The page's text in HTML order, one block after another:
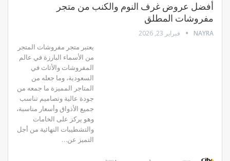
أفضل عروض غرف النوم والكنب من متجر
مفروشات المطلق
NAYRA فبراير 23, 2026
يعتبر متجر مفروشات المتجر
من الأسماء البارزة في عالم
المفروشات والأثاث في
السعودية، وما جعله من
المتاجر المميزة ما جمعه من
جودة عالية وتصاميم تناسب
جميع الأذواق وأسعار مناسبة،
وهو يركز على الخامات
والتشطيبات النهائية من أجل
التميز عن…